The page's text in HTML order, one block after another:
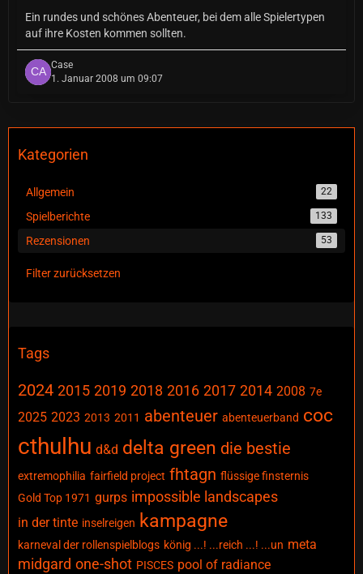
Ein rundes und schönes Abenteuer, bei dem alle Spielertypen
auf ihre Kosten kommen sollten.
Case
1. Januar 2008 um 09:07
Kategorien
Allgemein 22
Spielberichte 133
Rezensionen 53
Filter zurücksetzen
Tags
2024 2015 2019 2018 2016 2017 2014 2008 7e
2025 2023 2013 2011 abenteuer abenteuerband coc
cthulhu d&d delta green die bestie
extremophilia fairfield project fhtagn flüssige finsternis
Gold Top 1971 gurps impossible landscapes
in der tinte inselreigen kampagne
karneval der rollenspielblogs könig ...! ...reich ...! ...un meta
midgard one-shot PISCES pool of radiance